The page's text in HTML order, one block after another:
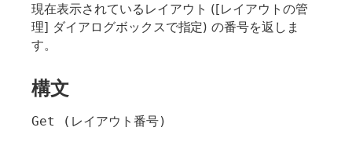
現在表示されているレイアウト ([レイアウトの管
理] ダイアログボックスで指定) の番号を返しま
す。
構文
Get (レイアウト番号)